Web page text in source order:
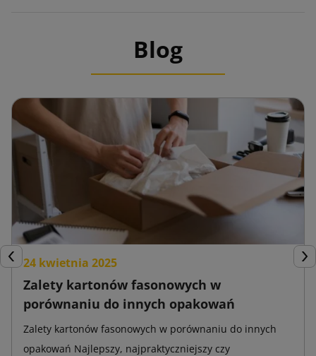
urządzenia do pakowania są wykorzystywane w przemyśle,
biurach i magazynach. Ich szerokie zastosowanie sprawia, że
produktów.
Dyspenser do folii stretch
Dyspenser do folii stretch
to praktyczne urządzenie
ułatwiające pakowanie produktów. Jest wyposażony w
ergonomiczne uchwyty, które umożliwiają precyzyjne i
równomierne naciągnięcie folii, tak aby zapewnić ochronę i
stabilność przedmiotu podczas transportu czy
Wykorzystanie dyspensera sprawia, że pakowanie paczek
przebiega znacznie szybciej i efektywniej niż dotychczas.
Dzięki niemu zapakowane przesyłki będą wyglądać
Blog
Poprzedni
24 kwietnia 2025
Zalety kartonów fasonowych w
porównaniu do innych opakowań
Zalety kartonów fasonowych w porównaniu do innych
opakowań Najlepszy, najpraktyczniejszy czy